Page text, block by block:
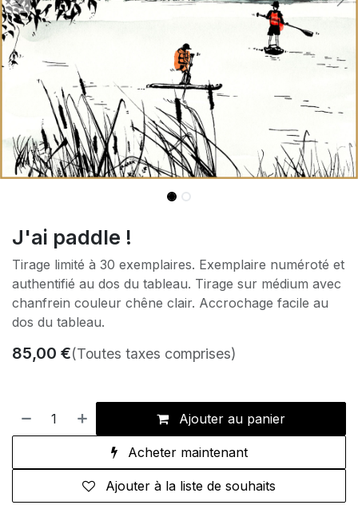
J'ai paddle !
Tirage limité à 30 exemplaires. Exemplaire numéroté et
authentifié au dos du tableau. Tirage sur médium avec
chanfrein couleur chêne clair. Accrochage facile au
dos du tableau.
85,00 €(Toutes taxes comprises)
Ajouter au panier
Acheter maintenant
Ajouter à la liste de souhaits